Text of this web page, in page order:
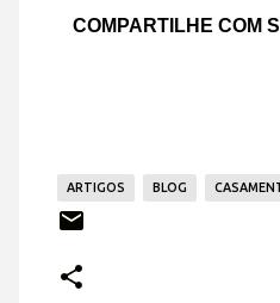
COMPARTILHE COM
ARTIGOS BLOG